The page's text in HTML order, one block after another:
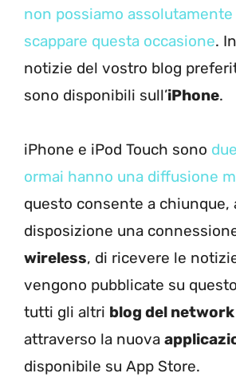
non possiamo assolutamente
scappare questa occasione.
notizie del vostro blog
sono disponibili sull’iPhone.
iPhone e iPod Touch sono
ormai hanno una diffusione
questo consente a chiunque,
disposizione una
wireless, di ricevere le
vengono pubblicate su
tutti gli altri blog del
attraverso la nuova
disponibile su App Store.